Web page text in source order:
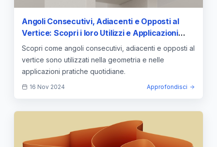
Angoli Consecutivi, Adiacenti e Opposti al
Vertice: Scopri i loro Utilizzi e Applicazioni
Pratiche
Scopri come angoli consecutivi, adiacenti e opposti al
vertice sono utilizzati nella geometria e nelle
applicazioni pratiche quotidiane.
16 Nov 2024 Approfondisci